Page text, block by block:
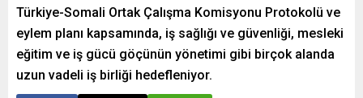
Türkiye-Somali Ortak Çalışma Komisyonu Protokolü ve
eylem planı kapsamında, iş sağlığı ve güvenliği, mesleki
eğitim ve iş gücü göçünün yönetimi gibi birçok alanda
uzun vadeli iş birliği hedefleniyor.